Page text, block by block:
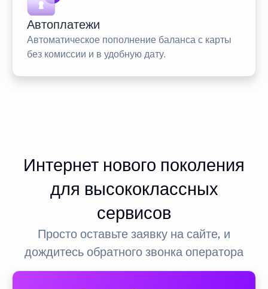
Автоплатежи
Автоматическое пополнение баланса с карты
без комиссии и в удобную дату.
Интернет нового поколения
для высококлассных
сервисов
Просто оставьте заявку на сайте, и
дождитесь обратного звонка оператора